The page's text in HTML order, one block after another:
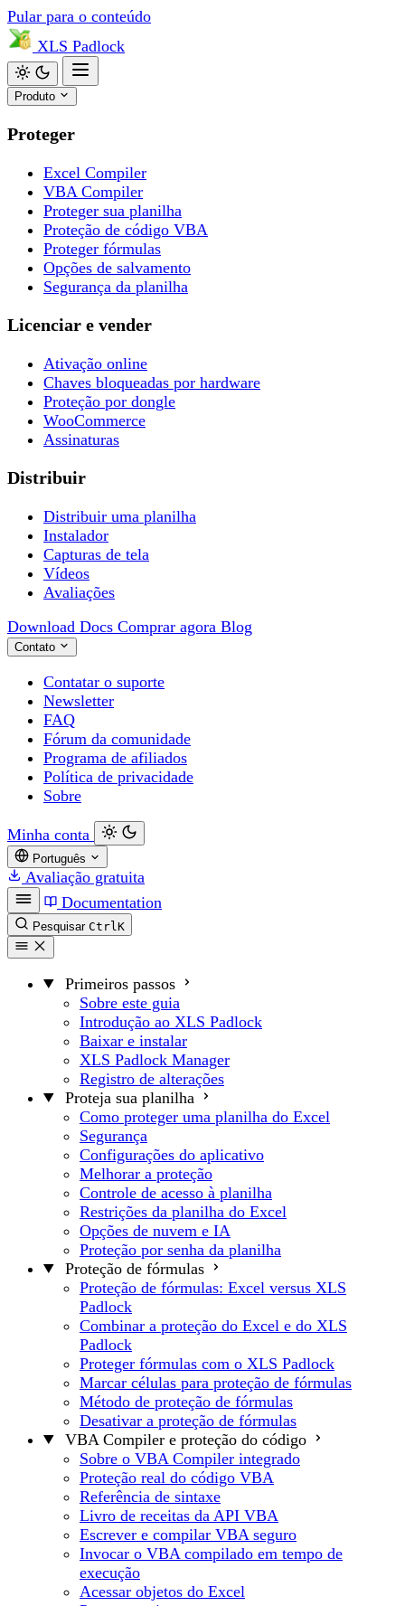
Pular para o conteúdo
XLS Padlock
Produto
Proteger
Excel Compiler
VBA Compiler
Proteger sua planilha
Proteção de código VBA
Proteger fórmulas
Opções de salvamento
Segurança da planilha
Licenciar e vender
Ativação online
Chaves bloqueadas por hardware
Proteção por dongle
WooCommerce
Assinaturas
Distribuir
Distribuir uma planilha
Instalador
Capturas de tela
Vídeos
Avaliações
Download Docs Comprar agora Blog
Contato
Contatar o suporte
Newsletter
FAQ
Fórum da comunidade
Programa de afiliados
Política de privacidade
Sobre
Minha conta
Português
Avaliação gratuita
Documentation
Pesquisar CtrlK
Primeiros passos
Sobre este guia
Introdução ao XLS Padlock
Baixar e instalar
XLS Padlock Manager
Registro de alterações
Proteja sua planilha
Como proteger uma planilha do Excel
Segurança
Configurações do aplicativo
Melhorar a proteção
Controle de acesso à planilha
Restrições da planilha do Excel
Opções de nuvem e IA
Proteção por senha da planilha
Proteção de fórmulas
Proteção de fórmulas: Excel versus XLS
Padlock
Combinar a proteção do Excel e do XLS
Padlock
Proteger fórmulas com o XLS Padlock
Marcar células para proteção de fórmulas
Método de proteção de fórmulas
Desativar a proteção de fórmulas
VBA Compiler e proteção do código
Sobre o VBA Compiler integrado
Proteção real do código VBA
Referência de sintaxe
Livro de receitas da API VBA
Escrever e compilar VBA seguro
Invocar o VBA compilado em tempo de
execução
Acessar objetos do Excel